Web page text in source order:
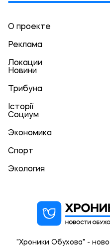
О проекте
Реклама
Локации
Новини
Трибуна
Історії
Социум
Экономика
Спорт
Экология
"Хроники Обухова" -